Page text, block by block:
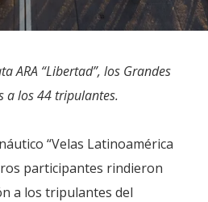
ARA “Libertad”, los Grandes
a los 44 tripulantes.
“Velas Latinoamérica
participantes rindieron
a los tripulantes del